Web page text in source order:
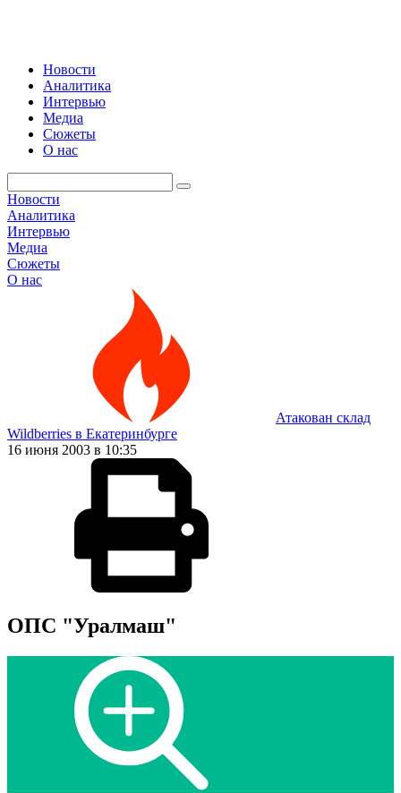
Новости
Аналитика
Интервью
Медиа
Сюжеты
О нас
Новости
Аналитика
Интервью
Медиа
Сюжеты
О нас
Атакован склад
Wildberries в Екатеринбурге
16 июня 2003 в 10:35
ОПС "Уралмаш"